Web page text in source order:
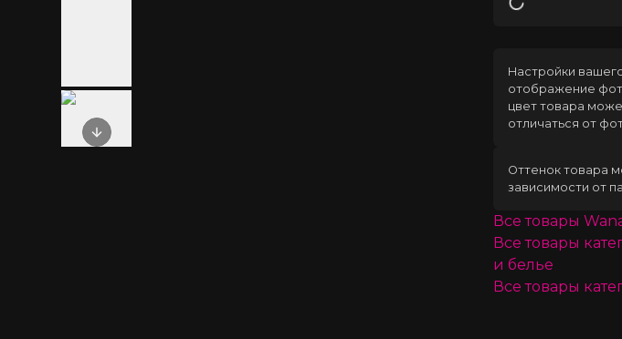
Next slide
Загрузка
Настройки
отображение
цвет товара
отличаться от
Оттенок товара
зависимости от
Все товары
Все товары
и белье
Все товары